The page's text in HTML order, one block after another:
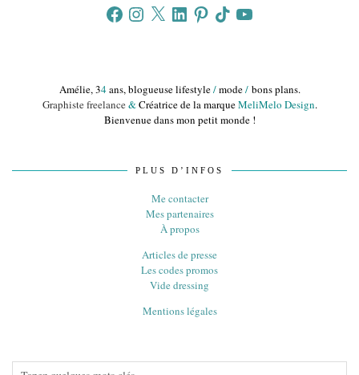
FacebookInstagram
X LinkedInPinterestTikTokYouTube
Amélie, 34ans, blogueuse lifestyle/mode/bons plans.
Graphiste freelance&Créatrice de la marqueMeliMelo Design.
Bienvenue dans mon petit monde !
PLUS D’INFOS
Me contacter
Mes partenaires
À propos
Articles de presse
Les codes promos
Vide dressing
Mentions légales